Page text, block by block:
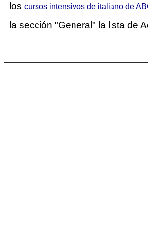
los cursos intensivos de italiano de
la sección "General" la lista de